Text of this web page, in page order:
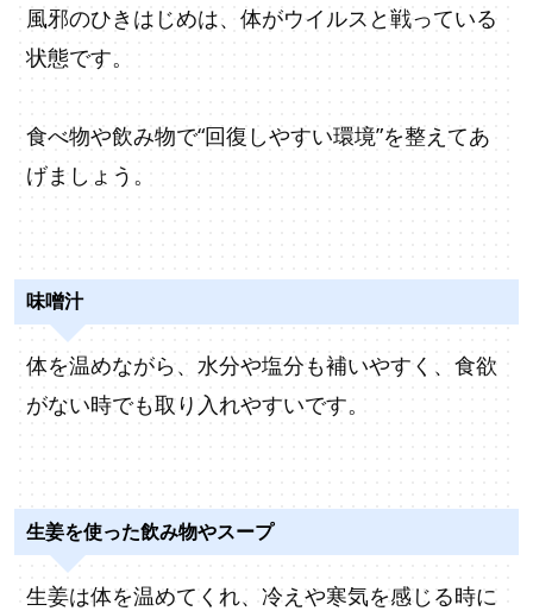
風邪のひきはじめは、体がウイルスと戦っている
状態です。
食べ物や飲み物で“回復しやすい環境”を整えてあ
げましょう。
味噌汁
体を温めながら、水分や塩分も補いやすく、食欲
がない時でも取り入れやすいです。
生姜を使った飲み物やスープ
生姜は体を温めてくれ、冷えや寒気を感じる時に